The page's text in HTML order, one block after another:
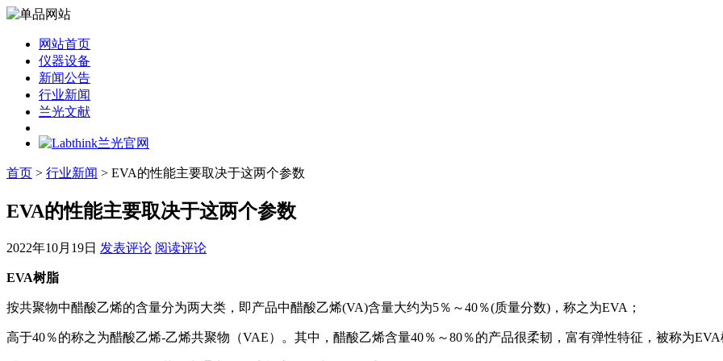
网站首页
仪器设备
新闻公告
行业新闻
兰光文献
首页 > 行业新闻 > EVA的性能主要取决于这两个参数
EVA的性能主要取决于这两个参数
2022年10月19日 发表评论 阅读评论
EVA树脂
按共聚物中醋酸乙烯的含量分为两大类，即产品中醋酸乙烯(VA)含量大约为5％～40％(质量分数)，称之为EVA；
高于40％的称之为醋酸乙烯-乙烯共聚物（VAE）。其中，醋酸乙烯含量40％～80％的产品很柔韧，富有弹性特征，被称为